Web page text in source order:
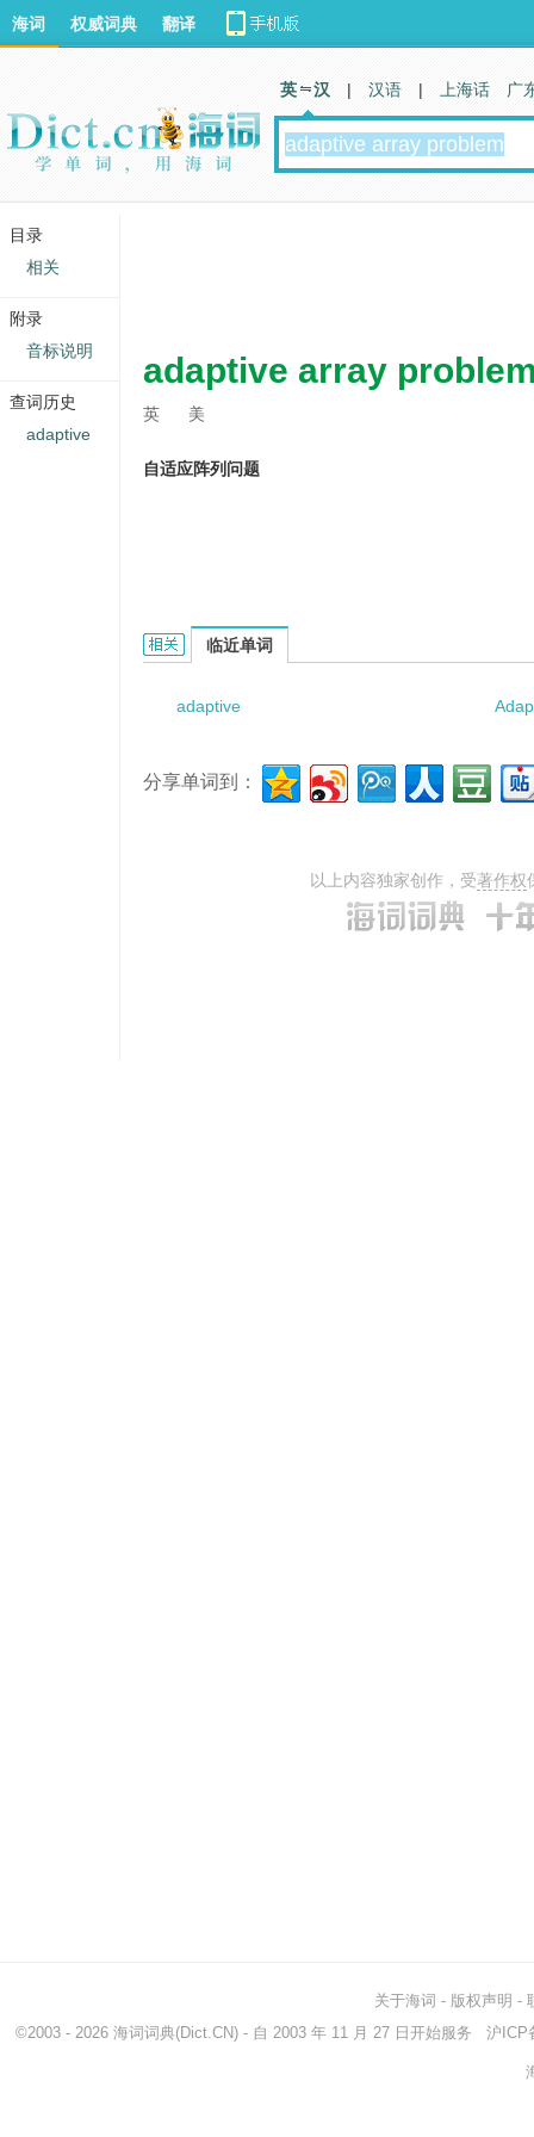
adaptive array
英 美
自适应阵列问题
adaptive array problem的相关资料：
临近单词
adaptive
分享单词到：
以上内容独家创作，受著作权
海词 权威词典 翻译
英 汉 | 汉语 | 上海话 广
关于海词 - 版权声明 -
©2003 - 2026 海词词典(Dict.CN) - 自 2003 年 11 月 27 日开始服务 沪ICP
目录
相关
附录
音标说明
查词历史
adaptive